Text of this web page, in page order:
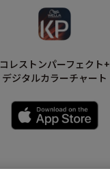
コレストンパーフェクト+
デジタルカラーチャート